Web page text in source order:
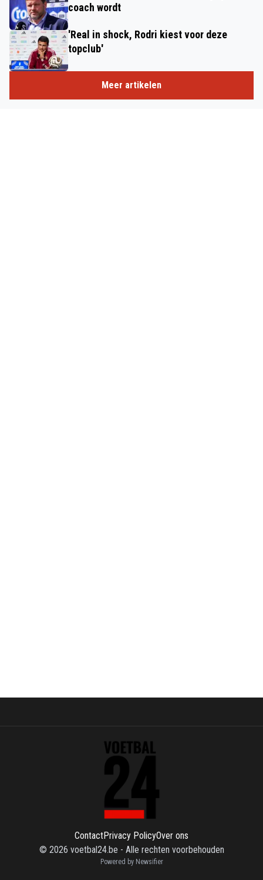
coach wordt
'Real in shock, Rodri kiest voor deze
topclub'
Meer artikelen
ContactPrivacy PolicyOver ons
© 2026 voetbal24.be - Alle rechten voorbehouden
Powered by Newsifier